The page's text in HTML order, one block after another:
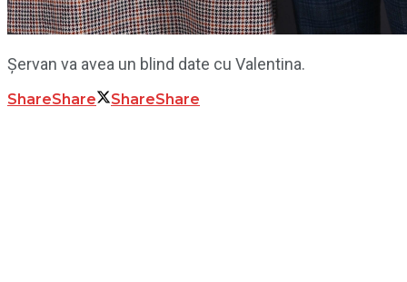
Șervan va avea un blind date cu Valentina.
ShareShare ShareShare